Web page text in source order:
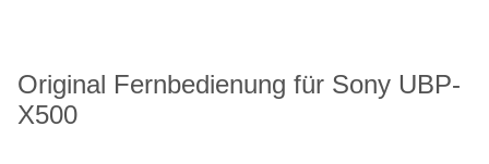
Original Fernbedienung für Sony UBP-
X500